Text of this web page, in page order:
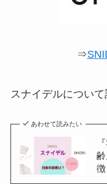
⇒
スナイデルについ
あわせて読みたい